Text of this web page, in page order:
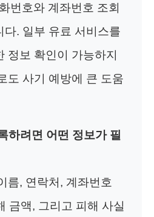
번호와 계좌번호 조회
다. 일부 유료 서비스를
정보 확인이 가능하지
도 사기 예방에 큰 도움
하려면 어떤 정보가 필
름, 연락처, 계좌번호
금액, 그리고 피해 사실